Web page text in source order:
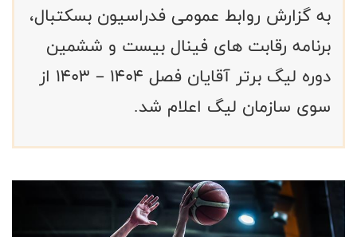
به گزارش روابط عمومی فدراسیون بسکتبال،
برنامه رقابت های فینال بیست و ششمین
دوره لیگ برتر آقایان فصل 1404 – 1403 از
سوی سازمان لیگ اعلام شد.